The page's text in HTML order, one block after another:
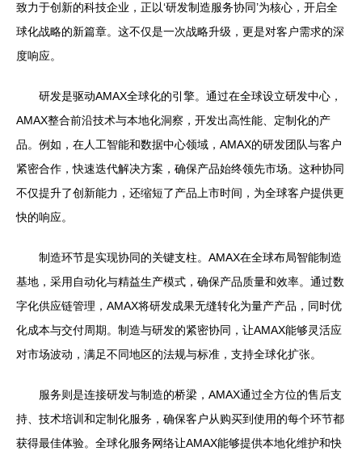
致力于创新的科技企业，正以‘研发制造服务协同’为核心，开启全
球化战略的新篇章。这不仅是一次战略升级，更是对客户需求的深
度响应。
研发是驱动AMAX全球化的引擎。通过在全球设立研发中心，
AMAX整合前沿技术与本地化洞察，开发出高性能、定制化的产
品。例如，在人工智能和数据中心领域，AMAX的研发团队与客户
紧密合作，快速迭代解决方案，确保产品始终领先市场。这种协同
不仅提升了创新能力，还缩短了产品上市时间，为全球客户提供更
快的响应。
制造环节是实现协同的关键支柱。AMAX在全球布局智能制造
基地，采用自动化与精益生产模式，确保产品质量和效率。通过数
字化供应链管理，AMAX将研发成果无缝转化为量产产品，同时优
化成本与交付周期。制造与研发的紧密协同，让AMAX能够灵活应
对市场波动，满足不同地区的法规与标准，支持全球化扩张。
服务则是连接研发与制造的桥梁，AMAX通过全方位的售后支
持、技术培训和定制化服务，确保客户从购买到使用的每个环节都
获得最佳体验。全球化服务网络让AMAX能够提供本地化维护和快